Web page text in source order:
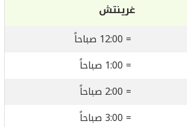
غرينتش
= 12:00 صباحاً
= 1:00 صباحاً
= 2:00 صباحاً
= 3:00 صباحاً